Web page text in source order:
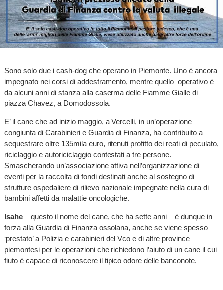
Sono solo due i cash-dog che operano in Piemonte. Uno è ancora
impegnato nei corsi di addestramento, mentre quello operativo è
da alcuni anni di stanza alla caserma delle Fiamme Gialle di
piazza Chavez, a Domodossola.
E’ il cane che ad inizio maggio, a Vercelli, in un’operazione
congiunta di Carabinieri e Guardia di Finanza, ha contribuito a
sequestrare oltre 135mila euro, ritenuti profitto dei reati di peculato,
riciclaggio e autoriciclaggio contestati a tre persone.
Smascherando un’associazione attiva nell’organizzazione di
eventi per la raccolta di fondi destinati anche al sostegno di
strutture ospedaliere di rilievo nazionale impegnate nella cura di
bambini affetti da malattie oncologiche.
Isahe– questo il nome del cane, che ha sette anni – è dunque in
forza alla Guardia di Finanza ossolana, anche se viene spesso
‘prestato’ a Polizia e carabinieri del Vco e di altre province
piemontesi per le operazioni che richiedono l’aiuto di un cane il cui
fiuto è capace di riconoscere il tipico odore delle banconote.